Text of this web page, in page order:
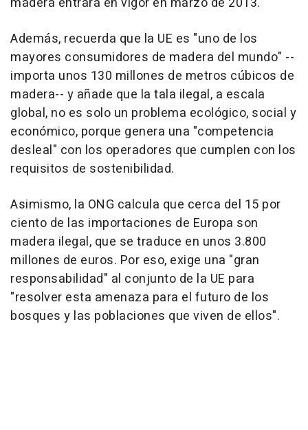
Además, recuerda que la UE es "uno de los
mayores consumidores de madera del mundo" --
importa unos 130 millones de metros cúbicos de
madera-- y añade que la tala ilegal, a escala
global, no es solo un problema ecológico, social y
económico, porque genera una "competencia
desleal" con los operadores que cumplen con los
requisitos de sostenibilidad.
Asimismo, la ONG calcula que cerca del 15 por
ciento de las importaciones de Europa son
madera ilegal, que se traduce en unos 3.800
millones de euros. Por eso, exige una "gran
responsabilidad" al conjunto de la UE para
"resolver esta amenaza para el futuro de los
bosques y las poblaciones que viven de ellos".